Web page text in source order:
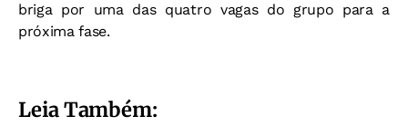
briga por uma das quatro vagas do grupo para a
próxima fase.
Leia Também: